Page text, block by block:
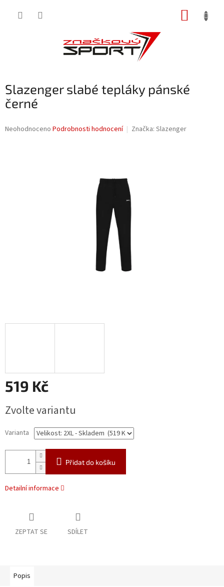
Slazenger slabé tepláky pánské
černé
Průměrné
Neohodnoceno Podrobnosti hodnocení Značka: Slazenger
519 Kč
cena:
Zvolte variantu
Varianta
Přidat do košíku
Detailní informace
ZEPTAT SE SDÍLET
Popis